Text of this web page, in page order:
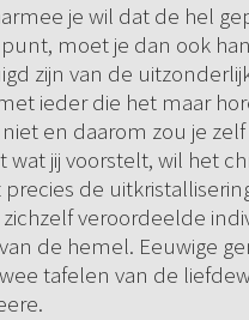
je wil dat de hel
moet je dan ook
zijn van de
ieder die het maar
en daarom zou je
wat jij voorstelt, wil het
de
veroordeelde
de hemel. Eeuwige
tafelen van de